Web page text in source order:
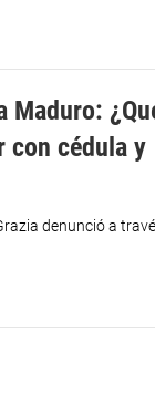
Maduro:
con cédula y
denunció a